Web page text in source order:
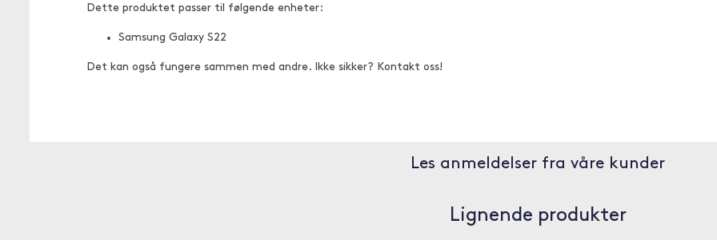
Dette produktet passer til følgende enheter:
Samsung Galaxy S22
Det kan også fungere sammen med andre. Ikke sikker? Kontakt oss!
Les anmeldelser fra våre kunder
Lignende produkter